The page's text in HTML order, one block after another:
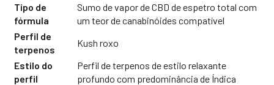
Tipo de
fórmula
Sumo de vapor de CBD de espetro total com
um teor de canabinóides compatível
Perfil de
terpenos
Kush roxo
Estilo do
perfil
Perfil de terpenos de estilo relaxante
profundo com predominância de Índica